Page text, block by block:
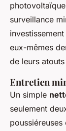
surveillance
eux-mêmes
de leurs
Entretien
Un simple
seulement